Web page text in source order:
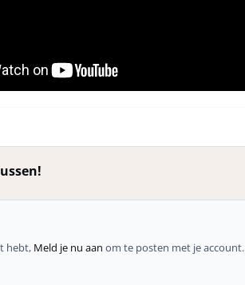
hebt, Meld je nu aan om te posten met je account.